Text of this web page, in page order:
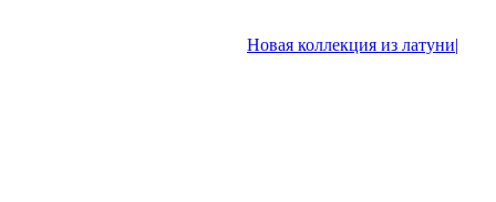
Новая коллекция из латуни|